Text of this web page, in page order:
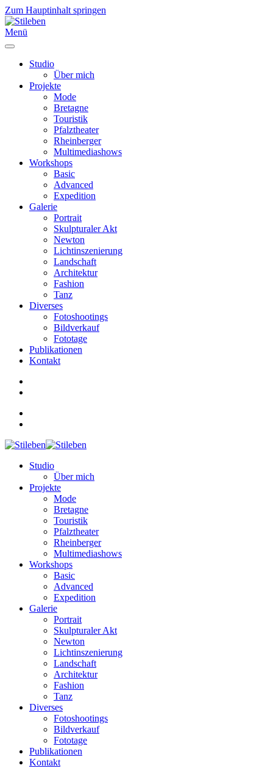
Zum Hauptinhalt springen
Menü
Studio
Über mich
Projekte
Mode
Bretagne
Touristik
Pfalztheater
Rheinberger
Multimediashows
Workshops
Basic
Advanced
Expedition
Galerie
Portrait
Skulpturaler Akt
Newton
Lichtinszenierung
Landschaft
Architektur
Fashion
Tanz
Diverses
Fotoshootings
Bildverkauf
Fototage
Publikationen
Kontakt
Studio
Über mich
Projekte
Mode
Bretagne
Touristik
Pfalztheater
Rheinberger
Multimediashows
Workshops
Basic
Advanced
Expedition
Galerie
Portrait
Skulpturaler Akt
Newton
Lichtinszenierung
Landschaft
Architektur
Fashion
Tanz
Diverses
Fotoshootings
Bildverkauf
Fototage
Publikationen
Kontakt